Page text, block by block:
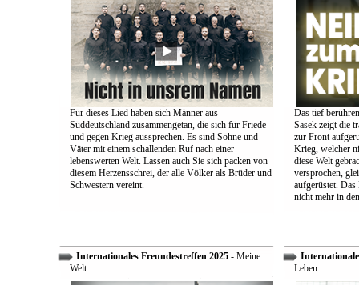
Für dieses Lied haben sich Männer aus
Süddeutschland zusammengetan, die sich für Friede
und gegen Krieg aussprechen. Es sind Söhne und
Väter mit einem schallenden Ruf nach einer
lebenswerten Welt. Lassen auch Sie sich packen von
diesem Herzensschrei, der alle Völker als Brüder und
Schwestern vereint.
Das tief
Sasek zeigt die
zur Front
Krieg, welcher
diese Welt
versprochen,
aufgerüstet.
nicht mehr in
Internationales Freundestreffen 2025- Meine
Welt
Leben